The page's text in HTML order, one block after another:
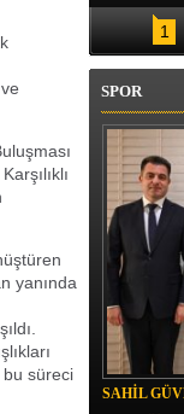
yanında
bu süreci
1
SPOR
SAHİL